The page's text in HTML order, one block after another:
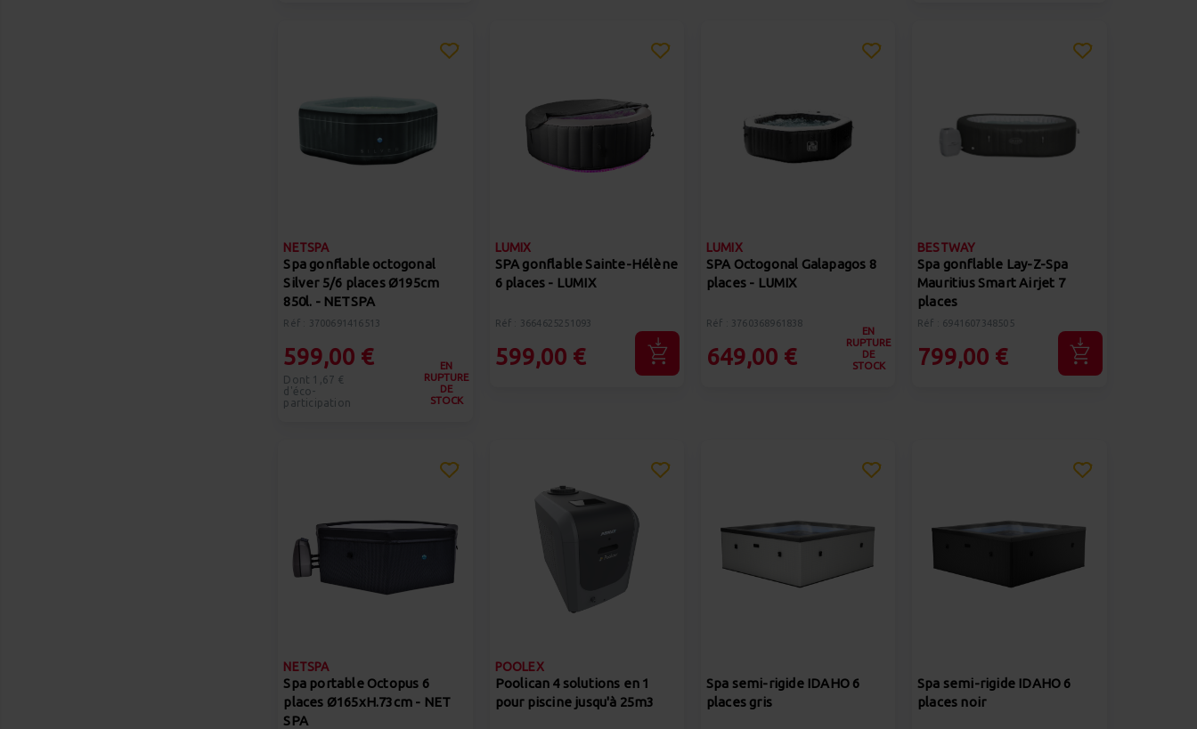
NETSPA
Spa gonflable octogonal
Silver 5/6 places Ø195cm
850l. - NETSPA
Réf : 3700691416513
599,00 €
Dont 1,67 €
d'éco-
participation
EN
RUPTURE
DE
STOCK
LUMIX
SPA gonflable Sainte-Hélène
6 places - LUMIX
Réf : 3664625251093
599,00 €
LUMIX
SPA Octogonal Galapagos 8
places - LUMIX
Réf : 3760368961838
649,00 €
EN
RUPTURE
DE
STOCK
BESTWAY
Spa gonflable Lay-Z-Spa
Mauritius Smart Airjet 7
places
Réf : 6941607348505
799,00 €
NETSPA
Spa portable Octopus 6
places Ø165xH.73cm - NET
SPA
POOLEX
Poolican 4 solutions en 1
pour piscine jusqu'à 25m3
Spa semi-rigide IDAHO 6
places gris
Spa semi-rigide IDAHO 6
places noir